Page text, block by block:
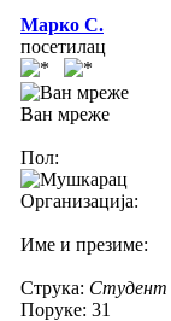
Марко С.
посетилац
Ван мреже
Пол:
Организација:
Име и презиме:
Струка: Студент
Поруке: 31